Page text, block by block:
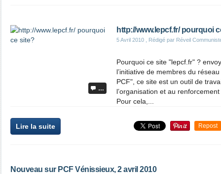
…
http://www.lepcf.fr/ pourquoi
5 Avril 2010 , Rédigé par Réveil
Pourquoi ce site "lepcf.fr" ?
l’initiative de membres du
PCF", ce site est un outil de
l’organisation et au
Pour cela,...
Lire la suite Repost
Nouveau sur PCF Vénissieux, 2 avril 2010